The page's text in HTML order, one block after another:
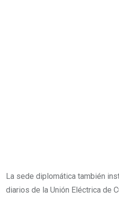
La sede diplomática también
diarios de la Unión Eléctrica de